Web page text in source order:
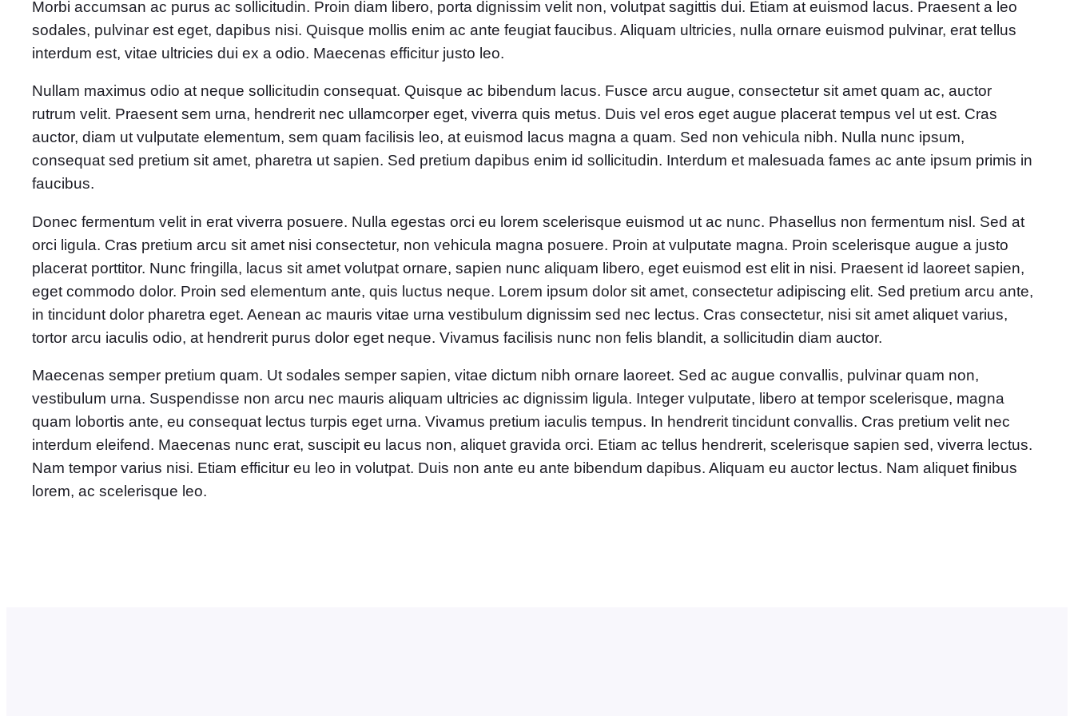
Morbi accumsan ac purus ac sollicitudin. Proin diam libero, porta dignissim velit non, volutpat sagittis dui. Etiam at euismod lacus. Praesent a leo
sodales, pulvinar est eget, dapibus nisi. Quisque mollis enim ac ante feugiat faucibus. Aliquam ultricies, nulla ornare euismod pulvinar, erat tellus
interdum est, vitae ultricies dui ex a odio. Maecenas efficitur justo leo.
Nullam maximus odio at neque sollicitudin consequat. Quisque ac bibendum lacus. Fusce arcu augue, consectetur sit amet quam ac, auctor
rutrum velit. Praesent sem urna, hendrerit nec ullamcorper eget, viverra quis metus. Duis vel eros eget augue placerat tempus vel ut est. Cras
auctor, diam ut vulputate elementum, sem quam facilisis leo, at euismod lacus magna a quam. Sed non vehicula nibh. Nulla nunc ipsum,
consequat sed pretium sit amet, pharetra ut sapien. Sed pretium dapibus enim id sollicitudin. Interdum et malesuada fames ac ante ipsum primis in
faucibus.
Donec fermentum velit in erat viverra posuere. Nulla egestas orci eu lorem scelerisque euismod ut ac nunc. Phasellus non fermentum nisl. Sed at
orci ligula. Cras pretium arcu sit amet nisi consectetur, non vehicula magna posuere. Proin at vulputate magna. Proin scelerisque augue a justo
placerat porttitor. Nunc fringilla, lacus sit amet volutpat ornare, sapien nunc aliquam libero, eget euismod est elit in nisi. Praesent id laoreet sapien,
eget commodo dolor. Proin sed elementum ante, quis luctus neque. Lorem ipsum dolor sit amet, consectetur adipiscing elit. Sed pretium arcu ante,
in tincidunt dolor pharetra eget. Aenean ac mauris vitae urna vestibulum dignissim sed nec lectus. Cras consectetur, nisi sit amet aliquet varius,
tortor arcu iaculis odio, at hendrerit purus dolor eget neque. Vivamus facilisis nunc non felis blandit, a sollicitudin diam auctor.
Maecenas semper pretium quam. Ut sodales semper sapien, vitae dictum nibh ornare laoreet. Sed ac augue convallis, pulvinar quam non,
vestibulum urna. Suspendisse non arcu nec mauris aliquam ultricies ac dignissim ligula. Integer vulputate, libero at tempor scelerisque, magna
quam lobortis ante, eu consequat lectus turpis eget urna. Vivamus pretium iaculis tempus. In hendrerit tincidunt convallis. Cras pretium velit nec
interdum eleifend. Maecenas nunc erat, suscipit eu lacus non, aliquet gravida orci. Etiam ac tellus hendrerit, scelerisque sapien sed, viverra lectus.
Nam tempor varius nisi. Etiam efficitur eu leo in volutpat. Duis non ante eu ante bibendum dapibus. Aliquam eu auctor lectus. Nam aliquet finibus
lorem, ac scelerisque leo.